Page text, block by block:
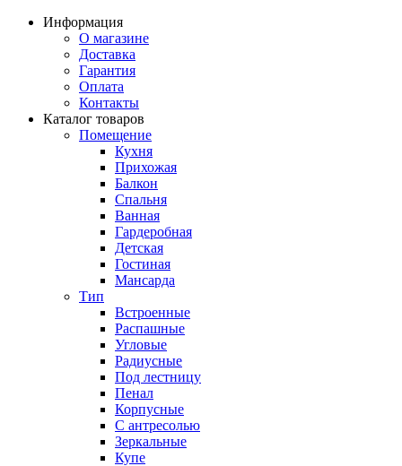
Информация
О магазине
Доставка
Гарантия
Оплата
Контакты
Каталог товаров
Помещение
Кухня
Прихожая
Балкон
Спальня
Ванная
Гардеробная
Детская
Гостиная
Мансарда
Тип
Встроенные
Распашные
Угловые
Радиусные
Под лестницу
Пенал
Корпусные
С антресолью
Зеркальные
Купе